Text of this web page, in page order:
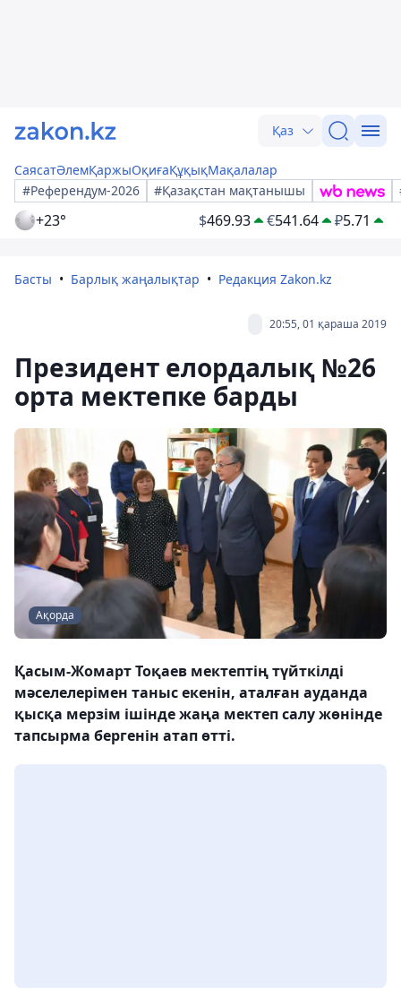
Қаз
СаясатӘлемҚаржыОқиғаҚұқықМақалалар
#Референдум-2026
#Қазақстан мақтанышы
+23° $469.93 €541.64 ₽5.71
Басты Барлық жаңалықтар Редакция Zakon.kz
20:55, 01 қараша 2019
Президент елордалық №26
орта мектепке барды
Ақорда
Қасым-Жомарт Тоқаев мектептің түйткілді
мәселелерімен таныс екенін, аталған ауданда
қысқа мерзім ішінде жаңа мектеп салу жөнінде
тапсырма бергенін атап өтті.